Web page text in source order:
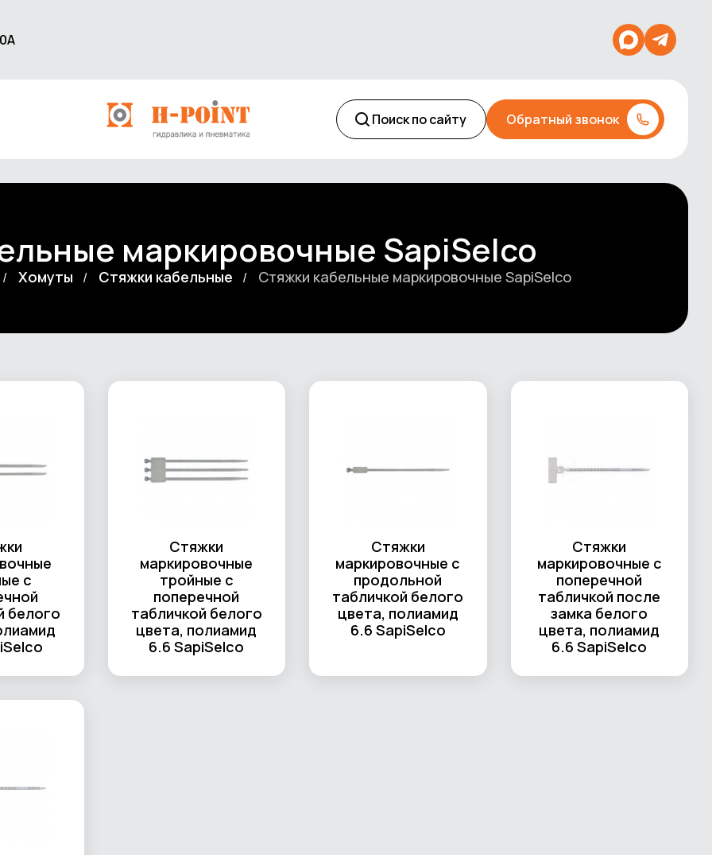
Поиск по сайту Обратный звонок
маркировочные SapiSelco
Хомуты Стяжки кабельные Стяжки кабельные маркировочные SapiSelco
с
белого
Стяжки
маркировочные
тройные с
поперечной
табличкой белого
цвета, полиамид
6.6 SapiSelco
Стяжки
маркировочные с
продольной
табличкой белого
цвета, полиамид
6.6 SapiSelco
Стяжки
маркировочные с
поперечной
табличкой после
замка белого
цвета, полиамид
6.6 SapiSelco